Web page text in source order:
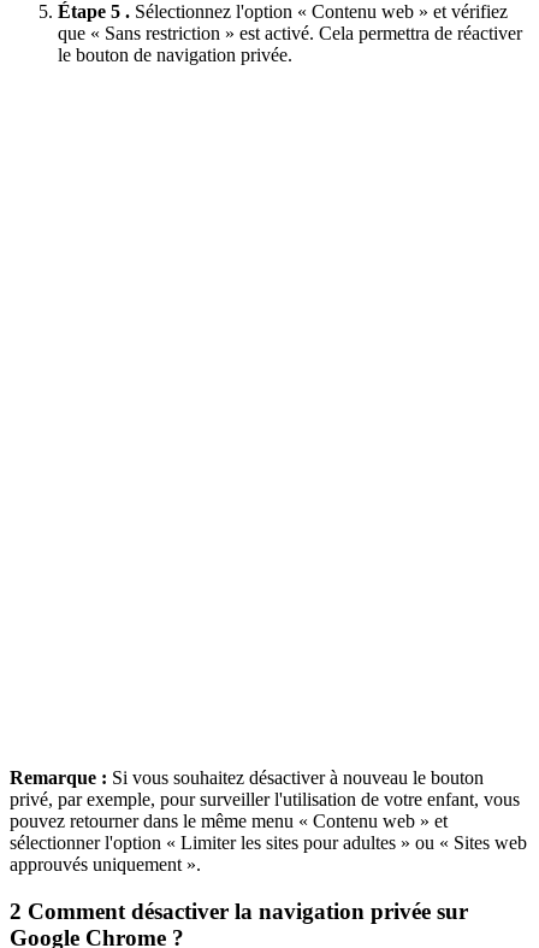
Étape 5 . Sélectionnez l'option « Contenu web » et vérifiez
que « Sans restriction » est activé. Cela permettra de réactiver
le bouton de navigation privée.
Remarque : Si vous souhaitez désactiver à nouveau le bouton
privé, par exemple, pour surveiller l'utilisation de votre enfant, vous
pouvez retourner dans le même menu « Contenu web » et
sélectionner l'option « Limiter les sites pour adultes » ou « Sites web
approuvés uniquement ».
2 Comment désactiver la navigation privée sur
Google Chrome ?